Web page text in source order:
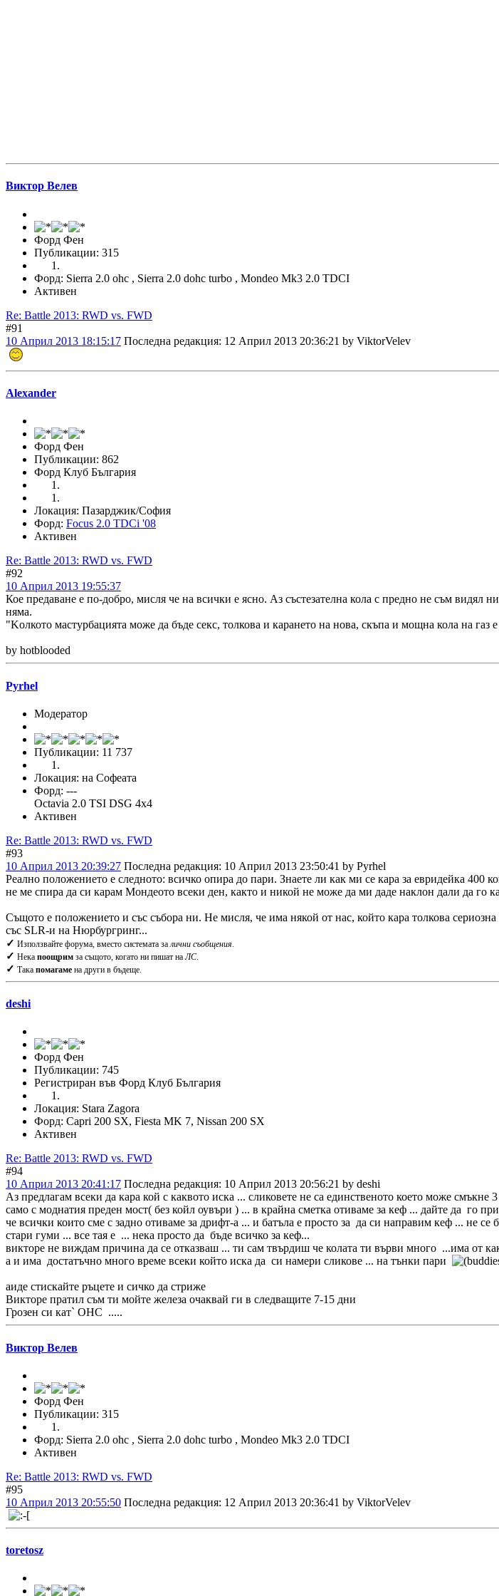
Виктор Велев
Форд Фен
Публикации: 315
Форд: Sierra 2.0 ohc , Sierra 2.0 dohc turbo , Mondeo Mk3 2.0 TDCI
Активен
Re: Battle 2013: RWD vs. FWD
#91
10 Април 2013 18:15:17 Последна редакция: 12 Април 2013 20:36:21 by ViktorVelev
Alexander
Форд Фен
Публикации: 862
Форд Клуб България
Локация: Пазарджик/София
Форд: Focus 2.0 TDCi '08
Активен
Re: Battle 2013: RWD vs. FWD
#92
10 Април 2013 19:55:37
Кое предаване е по-добро, мисля че на всички е ясно. Аз състезателна кола с предно не съм
няма.
"Kолкото мастурбацията може да бъде секс, толкова и карането на нова, скъпа и мощна кола на газ
by hotblooded
Pyrhel
Модератор
Публикации: 11 737
Локация: на Софеата
Форд: ---
Оctavia 2.0 TSI DSG 4x4
Активен
Re: Battle 2013: RWD vs. FWD
#93
10 Април 2013 20:39:27 Последна редакция: 10 Април 2013 23:50:41 by Pyrhel
Реално положението е следното: всичко опира до пари. Знаете ли как ми се кара за евридейка
не ме спира да си карам Мондеото всеки ден, както и никой не може да ми даде наклон дали да го
Същото е положението и със събора ни. Не мисля, че има някой от нас, който кара толкова
със SLR-и на Нюрбургринг...
✓ Използвайте форума, вместо системата залични съобщения.
✓ Нека поощрим за същото, когато ни пишат наЛС.
✓ Така помагаме на други в бъдеще.
deshi
Форд Фен
Публикации: 745
Регистриран във Форд Клуб България
Локация: Stara Zagora
Форд: Capri 200 SX, Fiesta MK 7, Nissan 200 SX
Активен
Re: Battle 2013: RWD vs. FWD
#94
10 Април 2013 20:41:17 Последна редакция: 10 Април 2013 20:56:21 by deshi
Аз предлагам всеки да кара кой с каквото иска ... сликовете не са единственото което може
само с моднатия преден мост( без койл оувъри ) ... в крайна сметка отиваме за кеф ... дайте да го
че всички които сме с задно отиваме за дрифт-а ... и батъла е просто за да си направим кеф ... не
стари гуми ... все тая е ... нека просто да бъде всичко за кеф...
викторе не виждам причина да се отказваш ... ти сам твърдиш че колата ти върви много ...има от
а и има достатъчно много време всеки който иска да си намери сликове ... на тънки пари
аиде стискайте ръцете и сичко да стриже
Викторе пратил съм ти мойте железа очаквай ги в следващите 7-15 дни
Грозен си кат` OHC .....
Виктор Велев
Форд Фен
Публикации: 315
Форд: Sierra 2.0 ohc , Sierra 2.0 dohc turbo , Mondeo Mk3 2.0 TDCI
Активен
Re: Battle 2013: RWD vs. FWD
#95
10 Април 2013 20:55:50 Последна редакция: 12 Април 2013 20:36:41 by ViktorVelev
toretosz